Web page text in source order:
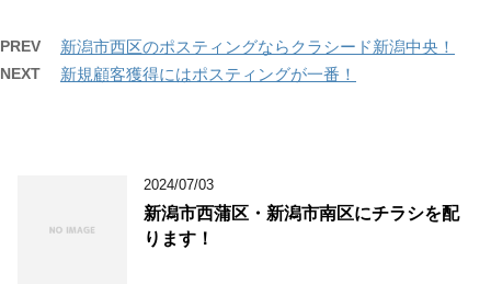
PREV 新潟市西区のポスティングならクラシード新潟中央！
NEXT 新規顧客獲得にはポスティングが一番！
2024/07/03
新潟市西蒲区・新潟市南区にチラシを配
ります！